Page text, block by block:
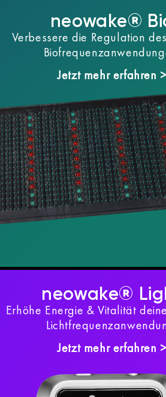
neowake®
Verbessere die Regulation
Jetzt mehr erfahren >
neowake®
Erhöhe Energie & Vitalität
Jetzt mehr erfahren >